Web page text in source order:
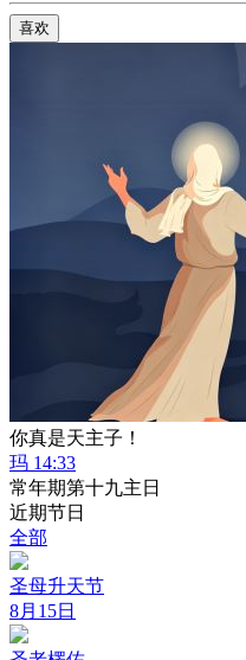
喜欢
你真是天主子！
玛 14:33
常年期第十九主日
近期节日
全部
圣母升天节
8月15日